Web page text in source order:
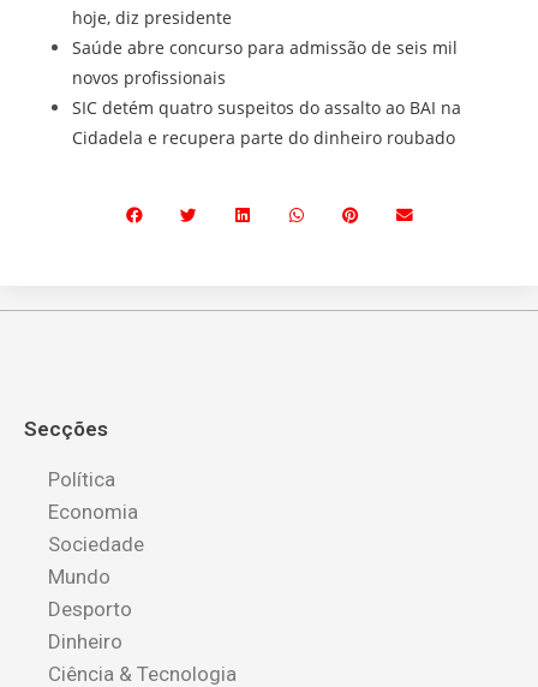
hoje, diz presidente
Saúde abre concurso para admissão de seis mil
novos profissionais
SIC detém quatro suspeitos do assalto ao BAI na
Cidadela e recupera parte do dinheiro roubado
Secções
Política
Economia
Sociedade
Mundo
Desporto
Dinheiro
Ciência & Tecnologia